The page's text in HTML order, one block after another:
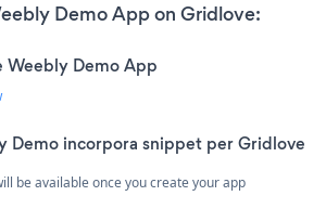
Demo App on Gridlove:
Weebly Demo App
Demo incorpora snippet per Gridlove
be available once you create your app